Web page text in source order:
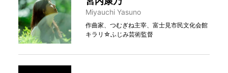
Miyauchi Yasuno
作曲家、つむぎね主宰、富士見市民文化会館
キラリ☆ふじみ芸術監督